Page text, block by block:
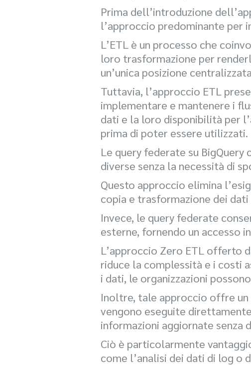
Prima dell’introduzione
l’approccio predominante per
L’ETL è un processo che
loro trasformazione per
un’unica posizione
Tuttavia, l’approccio ETL
implementare e mantenere i
dati e la loro disponibilità per
prima di poter essere utilizzati.
Le query federate su
diverse senza la necessità di
Questo approccio elimina
copia e trasformazione dei
Invece, le query federate
esterne, fornendo un accesso
L’approccio Zero ETL offerto
riduce la complessità e i costi
i dati, le organizzazioni
Inoltre, tale approccio offre un
vengono eseguite
informazioni aggiornate
Ciò è particolarmente
come l’analisi dei dati di log o